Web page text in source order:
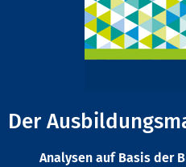
Der
Analysen auf Basis der